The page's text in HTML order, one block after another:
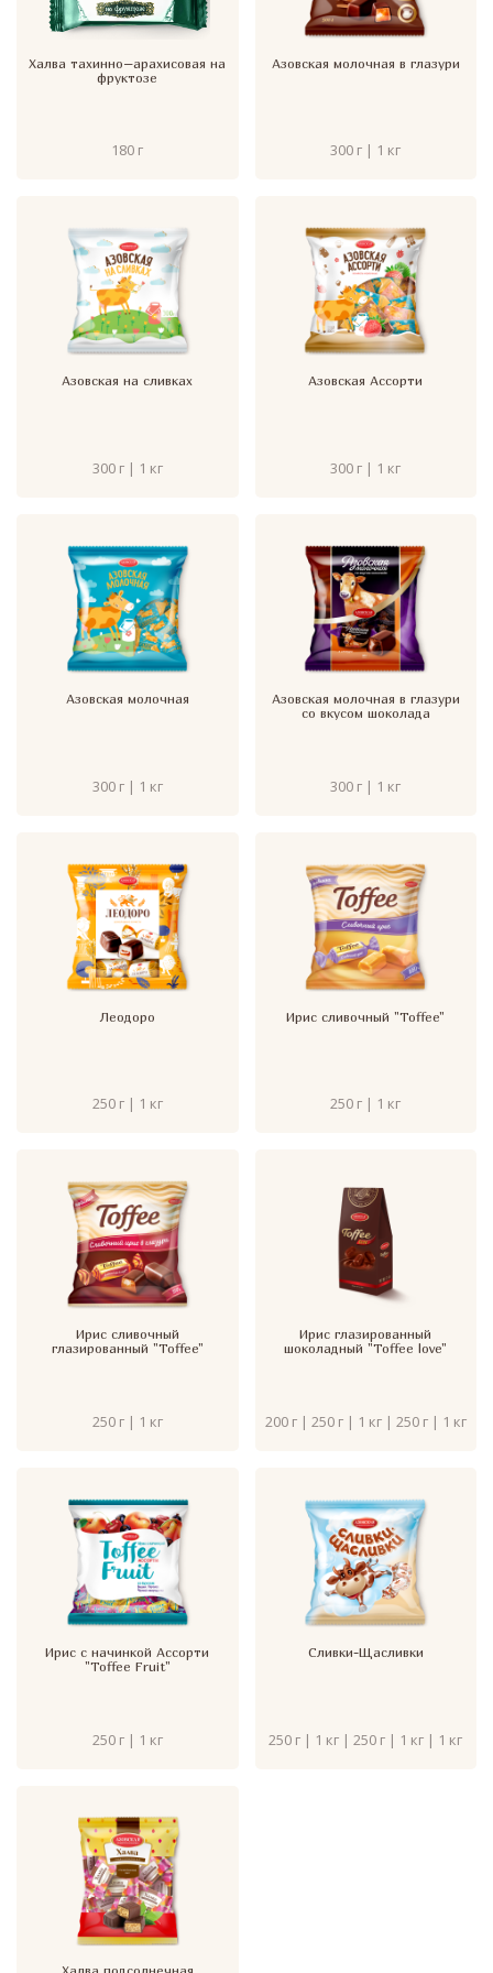
Халва тахинно–арахисовая на
фруктозе
180 г
Азовская молочная в глазури
300 г | 1 кг
Азовская на сливках
300 г | 1 кг
Азовская Ассорти
300 г | 1 кг
Азовская молочная
300 г | 1 кг
Азовская молочная в глазури
со вкусом шоколада
300 г | 1 кг
Леодоро
250 г | 1 кг
Ирис сливочный "Toffee"
250 г | 1 кг
Ирис сливочный
глазированный "Toffee"
250 г | 1 кг
Ирис глазированный
шоколадный "Toffee love"
200 г | 250 г | 1 кг | 250 г | 1 кг
Ирис с начинкой Ассорти
"Toffee Fruit"
250 г | 1 кг
Сливки-Щасливки
250 г | 1 кг | 250 г | 1 кг | 1 кг